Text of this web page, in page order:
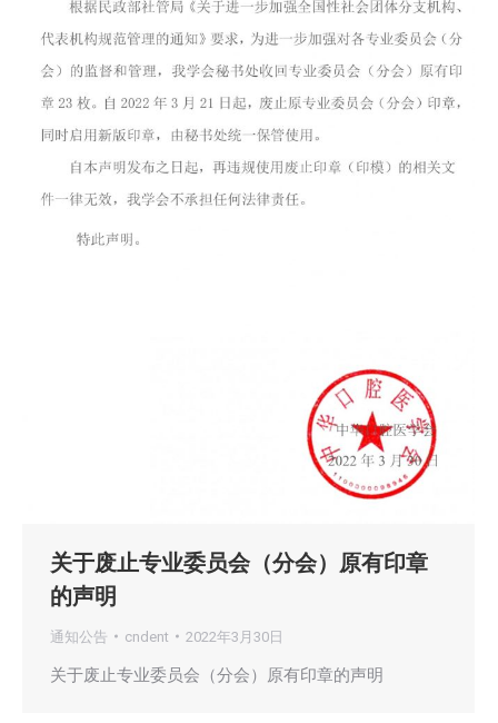
关于废止专业委员会（分会）原有印章
的声明
通知公告 cndent 2022年3月30日
关于废止专业委员会（分会）原有印章的声明